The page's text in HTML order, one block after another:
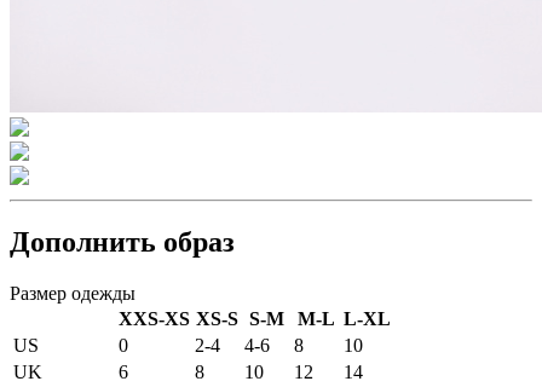
Дополнить образ
Размер одежды
XXS-XS XS-S S-M M-L L-XL
US
0 2-4 4-6 8
10
UK
6 8 10 12
14